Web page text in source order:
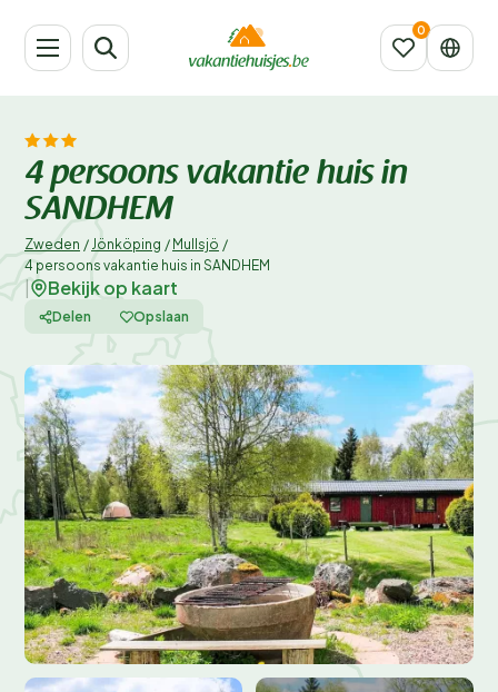
4 persoons vakantie huis in
SANDHEM
Zweden / Jönköping / Mullsjö /
4 persoons vakantie huis in SANDHEM
Bekijk op kaart
Delen Opslaan